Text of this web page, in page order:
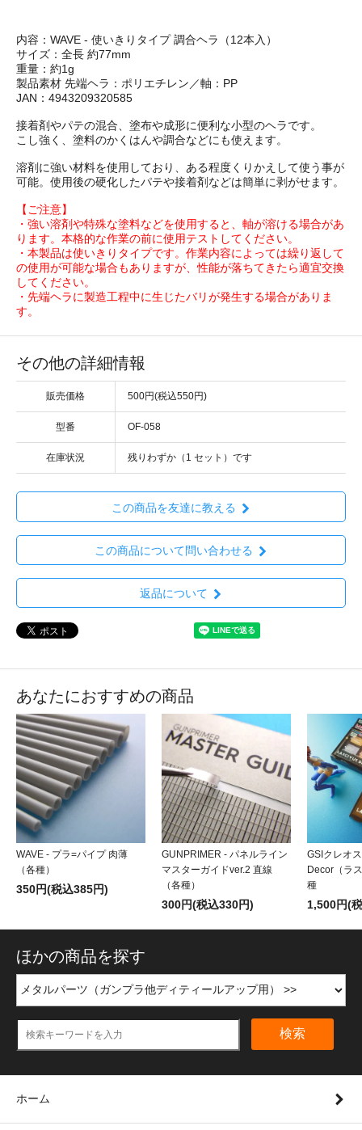
内容：WAVE - 使いきりタイプ 調合ヘラ（12本入）
サイズ：全長 約77mm
重量：約1g
製品素材 先端ヘラ：ポリエチレン／軸：PP
JAN：4943209320585
接着剤やパテの混合、塗布や成形に便利な小型のヘラです。
こし強く、塗料のかくはんや調合などにも使えます。
溶剤に強い材料を使用しており、ある程度くりかえして使う事が
可能。使用後の硬化したパテや接着剤などは簡単に剥がせます。
【ご注意】
・強い溶剤や特殊な塗料などを使用すると、軸が溶ける場合があ
ります。本格的な作業の前に使用テストしてください。
・本製品は使いきりタイプです。作業内容によっては繰り返して
の使用が可能な場合もありますが、性能が落ちてきたら適宜交換
してください。
・先端ヘラに製造工程中に生じたバリが発生する場合がありま
す。
その他の詳細情報
販売価格 500円(税込550円)
型番 OF-058
在庫状況 残りわずか（1 セット）です
この商品を友達に教える
この商品について問い合わせる
返品について
あなたにおすすめの商品
WAVE - プラ=パイプ 肉薄
（各種）
350円(税込385円)
GUNPRIMER - パネルライン
マスターガイドver.2 直線
（各種）
300円(税込330円)
GSIクレオ
Decor（ラ
種
1,500円(
ほかの商品を探す
検索
ホーム